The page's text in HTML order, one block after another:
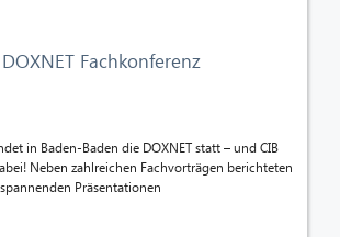
Fachkonferenz
in Baden-Baden die DOXNET statt – und CIB
Neben zahlreichen Fachvorträgen berichteten
Präsentationen